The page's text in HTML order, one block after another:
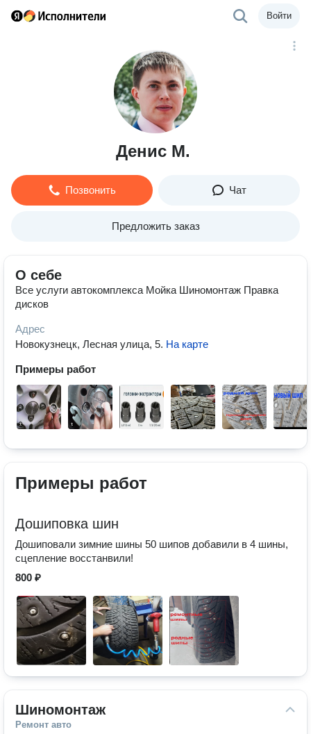
Войти
Денис М.
Позвонить Чат
Предложить заказ
О себе
Все услуги автокомплекса Мойка Шиномонтаж Правка
дисков
Адрес
Новокузнецк, Лесная улица, 5. На карте
Примеры работ
Примеры работ
Дошиповка шин
Дошиповали зимние шины 50 шипов добавили в 4 шины,
сцепление восстанвили!
800 ₽
Шиномонтаж
Ремонт авто